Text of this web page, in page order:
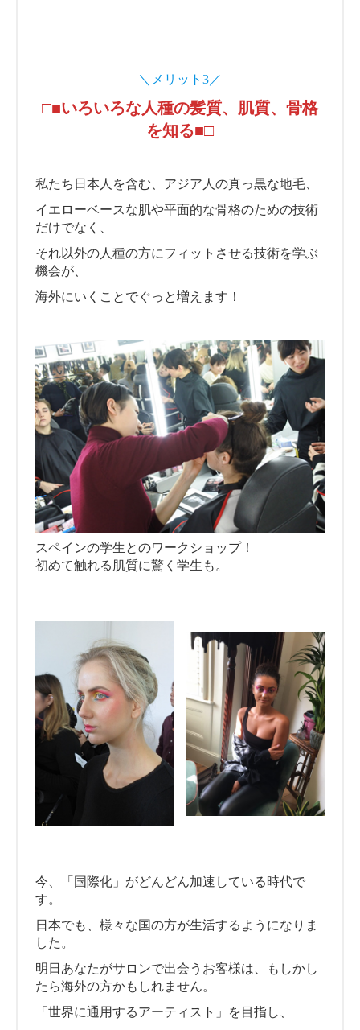
＼メリット3／
□■いろいろな人種の髪質、肌質、骨格
を知る■□
私たち日本人を含む、アジア人の真っ黒な地毛、
イエローベースな肌や平面的な骨格のための技術
だけでなく、
それ以外の人種の方にフィットさせる技術を学ぶ
機会が、
海外にいくことでぐっと増えます！
スペインの学生とのワークショップ！
初めて触れる肌質に驚く学生も。
今、「国際化」がどんどん加速している時代で
す。
日本でも、様々な国の方が生活するようになりま
した。
明日あなたがサロンで出会うお客様は、もしかし
たら海外の方かもしれません。
「世界に通用するアーティスト」を目指し、